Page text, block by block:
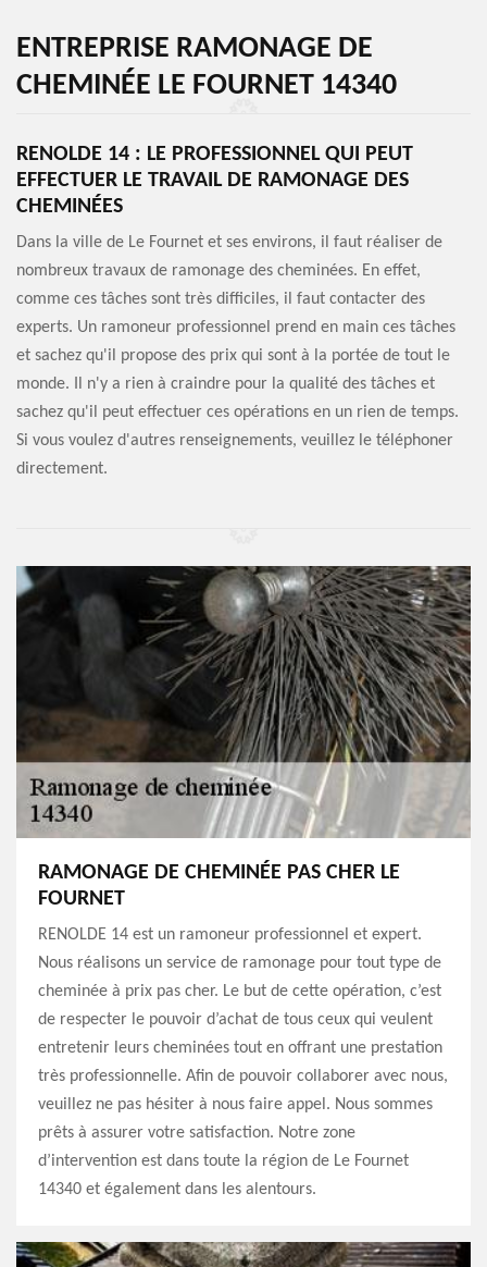
ENTREPRISE RAMONAGE DE
CHEMINÉE LE FOURNET 14340
RENOLDE 14 : LE PROFESSIONNEL QUI PEUT
EFFECTUER LE TRAVAIL DE RAMONAGE DES
CHEMINÉES
Dans la ville de Le Fournet et ses environs, il faut réaliser de
nombreux travaux de ramonage des cheminées. En effet,
comme ces tâches sont très difficiles, il faut contacter des
experts. Un ramoneur professionnel prend en main ces tâches
et sachez qu'il propose des prix qui sont à la portée de tout le
monde. Il n'y a rien à craindre pour la qualité des tâches et
sachez qu'il peut effectuer ces opérations en un rien de temps.
Si vous voulez d'autres renseignements, veuillez le téléphoner
directement.
RAMONAGE DE CHEMINÉE PAS CHER LE
FOURNET
RENOLDE 14 est un ramoneur professionnel et expert.
Nous réalisons un service de ramonage pour tout type de
cheminée à prix pas cher. Le but de cette opération, c’est
de respecter le pouvoir d’achat de tous ceux qui veulent
entretenir leurs cheminées tout en offrant une prestation
très professionnelle. Afin de pouvoir collaborer avec nous,
veuillez ne pas hésiter à nous faire appel. Nous sommes
prêts à assurer votre satisfaction. Notre zone
d’intervention est dans toute la région de Le Fournet
14340 et également dans les alentours.